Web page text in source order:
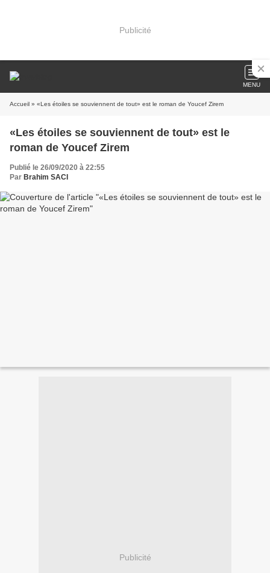
Publicité
MENU
Accueil » «Les étoiles se souviennent de tout» est le roman de Youcef Zirem
«Les étoiles se souviennent de tout» est le
roman de Youcef Zirem
Publié le 26/09/2020 à 22:55
Par Brahim SACI
Publicité